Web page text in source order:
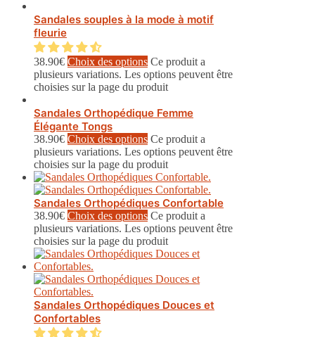
Sandales souples à la mode à motif
fleurie
38.90€ Choix des options Ce produit a
plusieurs variations. Les options peuvent être
choisies sur la page du produit
Sandales Orthopédique Femme
Élégante Tongs
38.90€ Choix des options Ce produit a
plusieurs variations. Les options peuvent être
choisies sur la page du produit
Sandales Orthopédiques Confortable
38.90€ Choix des options Ce produit a
plusieurs variations. Les options peuvent être
choisies sur la page du produit
Sandales Orthopédiques Douces et
Confortables